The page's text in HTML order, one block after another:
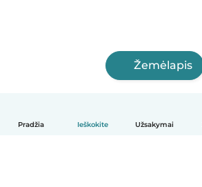
Pradžia Ieškokite Užsakymai
Žemėlapis